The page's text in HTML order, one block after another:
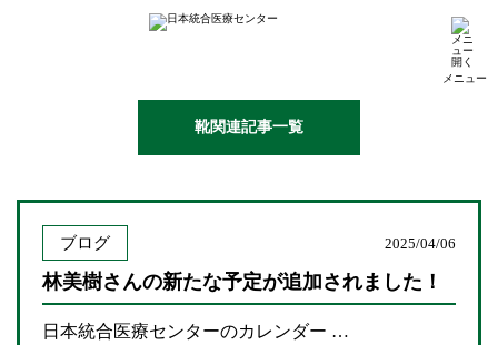
靴関連記事一覧
ブログ 2025/04/06
林美樹さんの新たな予定が追加されました！
日本統合医療センターのカレンダー …
メニュー